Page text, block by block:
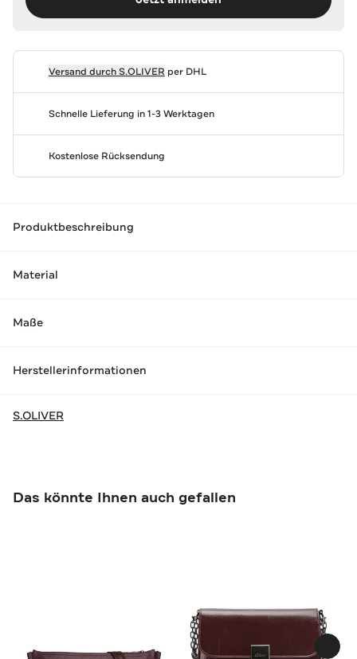
Versand durchS.OLIVER per DHL
Schnelle Lieferung in 1-3 Werktagen
Kostenlose Rücksendung
Produktbeschreibung
Material
Maße
Herstellerinformationen
S.OLIVER
Das könnte Ihnen auch gefallen